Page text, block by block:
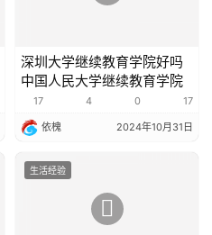
深圳大学继续教育学院好吗
中国人民大学继续教育学院
17 4 0 17
依槐 2024年10月31日
生活经验